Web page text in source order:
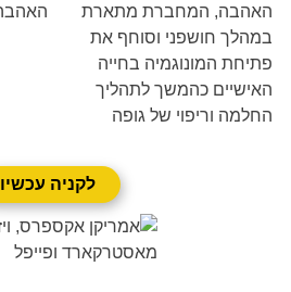
האהבה, המחברת מתארת
במהלך חושפני וסוחף את
פתיחת המונוגמיה בחייה
האישיים כהמשך לתהליך
החלמה וריפוי של גופה
לקניה עכשיו